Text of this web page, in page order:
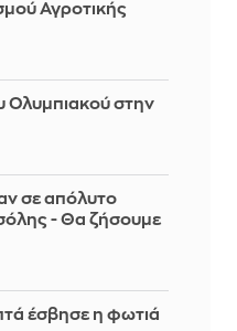
Αγροτικής
Ολυμπιακού στην
σε απόλυτο
- Θα ζήσουμε
έσβησε η φωτιά